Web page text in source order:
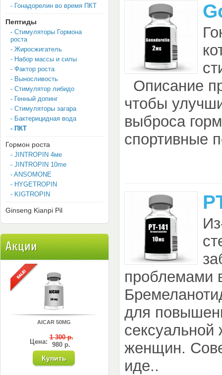
- Гонадорелин во время ПКТ
Пептиды
- Стимуляторы Гормона
роста
- Жиросжигатель
- Набор массы и силы
- Фактор роста
- Выносливость
- Стимулятор либидо
- Генный допинг
- Стимуляторы загара
- Бактерицидная вода
- ПКТ
Гормон роста
- JINTROPIN 4мe
- JINTROPIN 10me
- ANSOMONE
- HYGETROPIN
- KIGTROPIN
Ginseng Kianpi Pil
Акции
AICAR 50MG
Цена:
1 300 р.
980 р.
Описание
чтобы
выброса
спортивные
проблемами
для
женщин.
иде..